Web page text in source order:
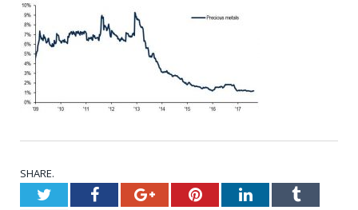
SHARE.
TwitterFacebookGoogle+PinterestLinkedInTumblr